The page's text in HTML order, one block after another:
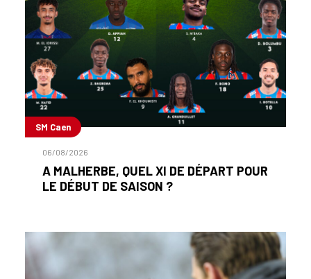
SM Caen
06/08/2026
A MALHERBE, QUEL XI DE DÉPART POUR
LE DÉBUT DE SAISON ?